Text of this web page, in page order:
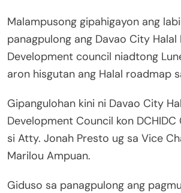
Malampusong gipahigayon ang
panagpulong ang Davao City
Development council niadtong
aron hisgutan ang Halal roadmap
Gipangulohan kini ni Davao City
Development Council kon
si Atty. Jonah Presto ug sa Vice
Marilou Ampuan.
Giduso sa panagpulong ang